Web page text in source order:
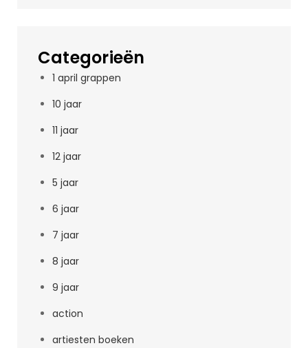
Categorieën
1 april grappen
10 jaar
11 jaar
12 jaar
5 jaar
6 jaar
7 jaar
8 jaar
9 jaar
action
artiesten boeken